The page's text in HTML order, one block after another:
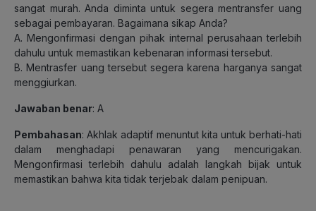
sangat murah. Anda diminta untuk segera mentransfer uang
sebagai pembayaran. Bagaimana sikap Anda?
A. Mengonfirmasi dengan pihak internal perusahaan terlebih
dahulu untuk memastikan kebenaran informasi tersebut.
B. Mentrasfer uang tersebut segera karena harganya sangat
menggiurkan.
Jawaban benar: A
Pembahasan: Akhlak adaptif menuntut kita untuk berhati-hati
dalam menghadapi penawaran yang mencurigakan.
Mengonfirmasi terlebih dahulu adalah langkah bijak untuk
memastikan bahwa kita tidak terjebak dalam penipuan.